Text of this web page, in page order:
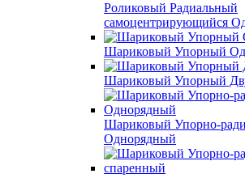
Роликовый Радиальный
самоцентрирующийся
Шариковый Упорный
Шариковый Упорный
Шариковый Упорно-
Однорядный